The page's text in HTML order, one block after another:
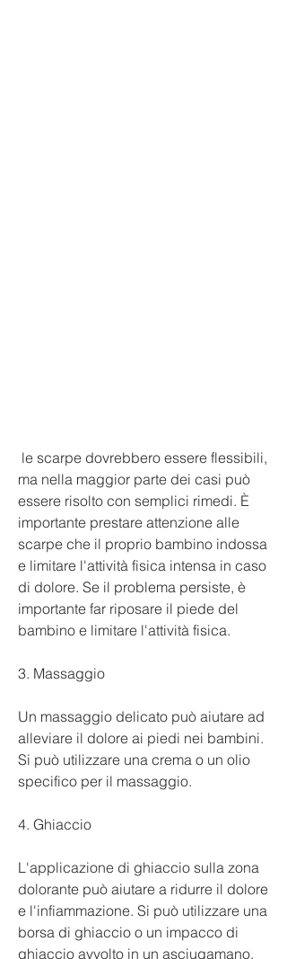
ma nella maggior parte dei casi può
essere risolto con semplici rimedi. È
importante prestare attenzione alle
scarpe che il proprio bambino indossa
e limitare l'attività fisica intensa in caso
di dolore. Se il problema persiste, è
importante far riposare il piede del
bambino e limitare l'attività fisica.
3. Massaggio
Un massaggio delicato può aiutare ad
alleviare il dolore ai piedi nei bambini.
Si può utilizzare una crema o un olio
specifico per il massaggio.
4. Ghiaccio
L'applicazione di ghiaccio sulla zona
dolorante può aiutare a ridurre il dolore
e l'infiammazione. Si può utilizzare una
borsa di ghiaccio o un impacco di
ghiaccio avvolto in un asciugamano.